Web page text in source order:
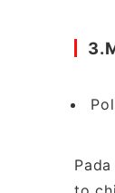
3.